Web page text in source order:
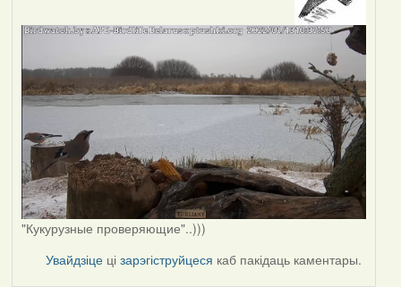
"Кукурузные проверяющие"..)))
Увайдзіце цізарэгіструйцеся каб пакідаць каментары.